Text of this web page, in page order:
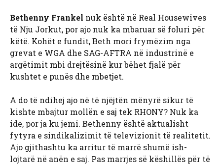
Bethenny Frankel nuk është në Real Housewives
të Nju Jorkut, por ajo nuk ka mbaruar së foluri për
këtë. Kohët e fundit, Beth mori frymëzim nga
grevat e WGA dhe SAG-AFTRA në industrinë e
argëtimit mbi drejtësinë kur bëhet fjalë për
kushtet e punës dhe mbetjet.
A do të ndihej ajo në të njëjtën mënyrë sikur të
kishte mbajtur mollën e saj tek RHONY? Nuk ka
ide, por ja ku jemi. Bethenny është aktualisht
fytyra e sindikalizimit të televizionit të realitetit.
Ajo gjithashtu ka arritur të marrë shumë ish-
lojtarë në anën e saj. Pas marrjes së këshillës për të